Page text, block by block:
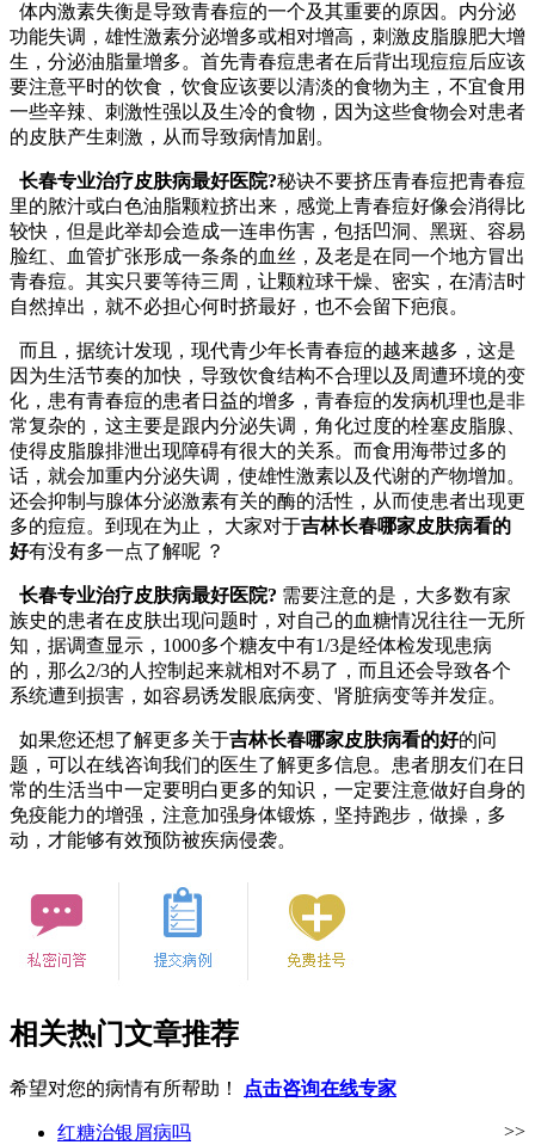
体内激素失衡是导致青春痘的一个及其重要的原因。内分泌
功能失调，雄性激素分泌增多或相对增高，刺激皮脂腺肥大增
生，分泌油脂量增多。首先青春痘患者在后背出现痘痘后应该
要注意平时的饮食，饮食应该要以清淡的食物为主，不宜食用
一些辛辣、刺激性强以及生冷的食物，因为这些食物会对患者
的皮肤产生刺激，从而导致病情加剧。
长春专业治疗皮肤病最好医院?秘诀不要挤压青春痘把青春痘
里的脓汁或白色油脂颗粒挤出来，感觉上青春痘好像会消得比
较快，但是此举却会造成一连串伤害，包括凹洞、黑斑、容易
脸红、血管扩张形成一条条的血丝，及老是在同一个地方冒出
青春痘。其实只要等待三周，让颗粒球干燥、密实，在清洁时
自然掉出，就不必担心何时挤最好，也不会留下疤痕。
而且，据统计发现，现代青少年长青春痘的越来越多，这是
因为生活节奏的加快，导致饮食结构不合理以及周遭环境的变
化，患有青春痘的患者日益的增多，青春痘的发病机理也是非
常复杂的，这主要是跟内分泌失调，角化过度的栓塞皮脂腺、
使得皮脂腺排泄出现障碍有很大的关系。而食用海带过多的
话，就会加重内分泌失调，使雄性激素以及代谢的产物增加。
还会抑制与腺体分泌激素有关的酶的活性，从而使患者出现更
多的痘痘。到现在为止， 大家对于吉林长春哪家皮肤病看的
好有没有多一点了解呢 ？
长春专业治疗皮肤病最好医院? 需要注意的是，大多数有家
族史的患者在皮肤出现问题时，对自己的血糖情况往往一无所
知，据调查显示，1000多个糖友中有1/3是经体检发现患病
的，那么2/3的人控制起来就相对不易了，而且还会导致各个
系统遭到损害，如容易诱发眼底病变、肾脏病变等并发症。
如果您还想了解更多关于吉林长春哪家皮肤病看的好的问
题，可以在线咨询我们的医生了解更多信息。患者朋友们在日
常的生活当中一定要明白更多的知识，一定要注意做好自身的
免疫能力的增强，注意加强身体锻炼，坚持跑步，做操，多
动，才能够有效预防被疾病侵袭。
相关热门文章推荐
希望对您的病情有所帮助！ 点击咨询在线专家
红糖治银屑病吗
>>